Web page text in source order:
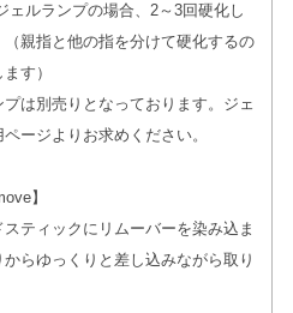
ェルランプの場合、2～3回硬化し
（親指と他の指を分けて硬化するの
す）
は別売りとなっております。ジェ
ージよりお求めください。
】
ティックにリムーバーを染み込ま
らゆっくりと差し込みながら取り